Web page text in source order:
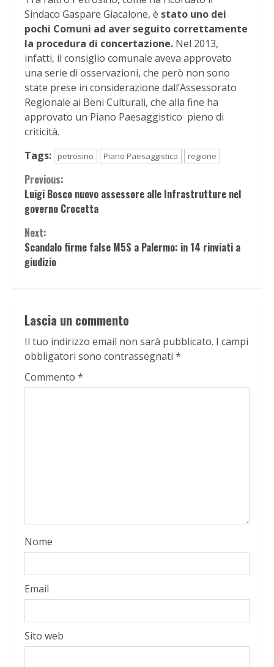
Sindaco Gaspare Giacalone, è stato uno dei
pochi Comuni ad aver seguito correttamente
la procedura di concertazione. Nel 2013,
infatti, il consiglio comunale aveva approvato
una serie di osservazioni, che però non sono
state prese in considerazione dall’Assessorato
Regionale ai Beni Culturali, che alla fine ha
approvato un Piano Paesaggistico pieno di
criticità.
Tags:
petrosino Piano Paesaggistico regione
Continue
Reading
Previous:
Luigi Bosco nuovo assessore alle Infrastrutture nel
governo Crocetta
Next:
Scandalo firme false M5S a Palermo: in 14 rinviati a
giudizio
Lascia un commento
Il tuo indirizzo email non sarà pubblicato. I campi
obbligatori sono contrassegnati *
Commento *
Nome
Email
Sito web